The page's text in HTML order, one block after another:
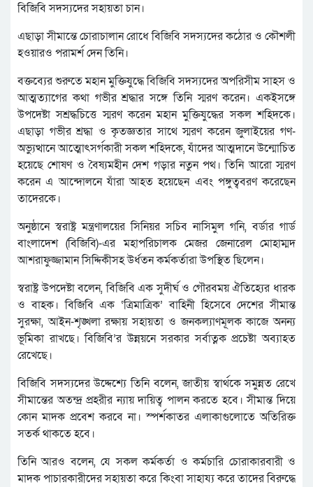
বিজিবি সদস্যদের সহায়তা চান।
এছাড়া সীমান্তে চোরাচালান রোধে বিজিবি সদস্যদের কঠোর ও কৌশলী
হওয়ারও পরামর্শ দেন তিনি।
বক্তব্যের শুরুতে মহান মুক্তিযুদ্ধে বিজিবি সদস্যদের অপরিসীম সাহস ও
আত্মত্যাগের কথা গভীর শ্রদ্ধার সঙ্গে তিনি স্মরণ করেন। একইসঙ্গে
উপদেষ্টা সশ্রদ্ধচিত্তে স্মরণ করেন মহান মুক্তিযুদ্ধের সকল শহিদকে।
এছাড়া গভীর শ্রদ্ধা ও কৃতজ্ঞতার সাথে স্মরণ করেন জুলাইয়ের গণ-
অভ্যুত্থানে আত্মোৎসর্গকারী সকল শহিদকে, যাঁদের আত্মদানে উন্মোচিত
হয়েছে শোষণ ও বৈষ্যমহীন দেশ গড়ার নতুন পথ। তিনি আরো স্মরণ
করেন এ আন্দোলনে যাঁরা আহত হয়েছেন এবং পঙ্গুত্ববরণ করেছেন
তাদেরকে।
অনুষ্ঠানে স্বরাষ্ট্র মন্ত্রণালয়ের সিনিয়র সচিব নাসিমুল গনি, বর্ডার গার্ড
বাংলাদেশ (বিজিবি)-এর মহাপরিচালক মেজর জেনারেল মোহাম্মদ
আশরাফুজ্জামান সিদ্দিকীসহ উর্ধতন কর্মকর্তারা উপস্থিত ছিলেন।
স্বরাষ্ট্র উপদেষ্টা বলেন, বিজিবি এক সুদীর্ঘ ও গৌরবময় ঐতিহ্যের ধারক
ও বাহক। বিজিবি এক ‘ত্রিমাত্রিক’ বাহিনী হিসেবে দেশের সীমান্ত
সুরক্ষা, আইন-শৃঙ্খলা রক্ষায় সহায়তা ও জনকল্যাণমূলক কাজে অনন্য
ভূমিকা রাখছে। বিজিবি’র উন্নয়নে সরকার সর্বাত্নক প্রচেষ্টা অব্যাহত
রেখেছে।
বিজিবি সদস্যদের উদ্দেশ্যে তিনি বলেন, জাতীয় স্বার্থকে সমুন্নত রেখে
সীমান্তের অতন্দ্র প্রহরীর ন্যায় দায়িত্ব পালন করতে হবে। সীমান্ত দিয়ে
কোন মাদক প্রবেশ করবে না। স্পর্শকাতর এলাকাগুলোতে অতিরিক্ত
সতর্ক থাকতে হবে।
তিনি আরও বলেন, যে সকল কর্মকর্তা ও কর্মচারি চোরাকারবারী ও
মাদক পাচারকারীদের সহায়তা করে কিংবা সাহায্য করে তাদের বিরুদ্ধে